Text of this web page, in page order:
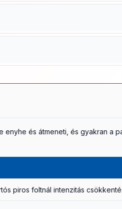
konzultáció után.
támogatására tervezettek –
közelében.
szívmegálláshoz vezethet. A nyaki
enyhe és átmeneti, és gyakran a
piros foltnál intenzitás